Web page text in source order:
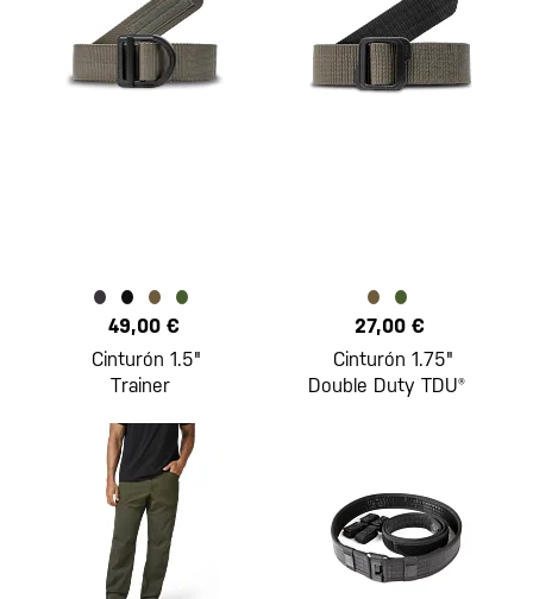
49,00 €
Cinturón 1.5"
Trainer
27,00 €
Cinturón 1.75"
Double Duty TDU®